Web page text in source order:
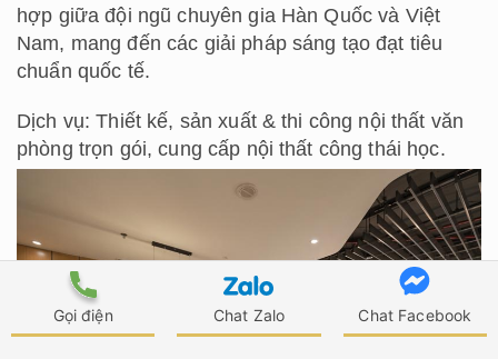
Gọi điện Chat Zalo Chat Facebook
hợp giữa đội ngũ chuyên gia Hàn Quốc và Việt
Nam, mang đến các giải pháp sáng tạo đạt tiêu
chuẩn quốc tế.
Dịch vụ: Thiết kế, sản xuất & thi công nội thất văn
phòng trọn gói, cung cấp nội thất công thái học.